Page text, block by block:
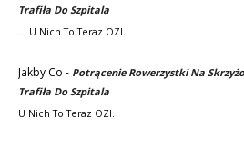
Trafiła Do Szpitala
... U Nich To Teraz OZI.
Jakby Co - Potrącenie Rowerzystki Na
Trafiła Do Szpitala
U Nich To Teraz OZI.